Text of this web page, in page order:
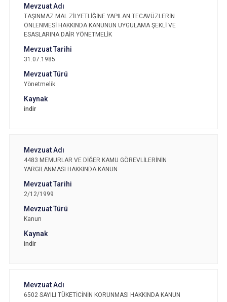
TAŞINMAZ MAL ZİLYETLİĞİNE YAPILAN TECAVÜZLERİN
ÖNLENMESİ HAKKINDA KANUNUN UYGULAMA ŞEKLİ VE
ESASLARINA DAİR YÖNETMELİK
31.07.1985
Yönetmelik
indir
4483 MEMURLAR VE DİĞER KAMU GÖREVLİLERİNİN
YARGILANMASI HAKKINDA KANUN
2/12/1999
Kanun
indir
6502 SAYILI TÜKETİCİNİN KORUNMASI HAKKINDA KANUN